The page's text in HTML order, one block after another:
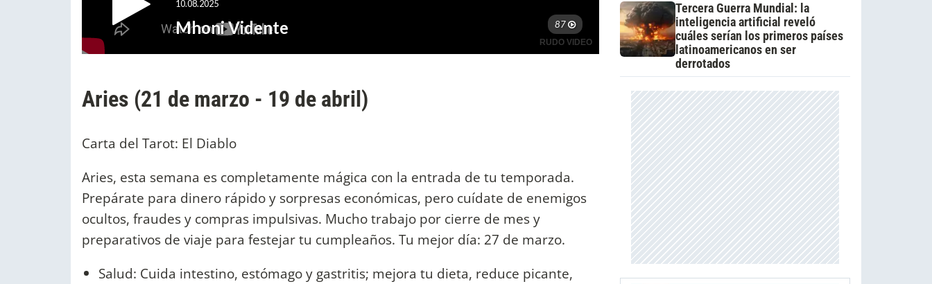
Aries (21 de marzo - 19 de abril)
Carta del Tarot: El Diablo
Aries, esta semana es completamente mágica con la entrada de tu temporada.
Prepárate para dinero rápido y sorpresas económicas, pero cuídate de enemigos
ocultos, fraudes y compras impulsivas. Mucho trabajo por cierre de mes y
preparativos de viaje para festejar tu cumpleaños. Tu mejor día: 27 de marzo.
Salud: Cuida intestino, estómago y gastritis; mejora tu dieta, reduce picante,
Tercera Guerra Mundial: la
inteligencia artificial reveló
cuáles serían los primeros países
latinoamericanos en ser
derrotados